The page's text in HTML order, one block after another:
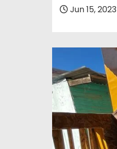
Jun 15, 2023